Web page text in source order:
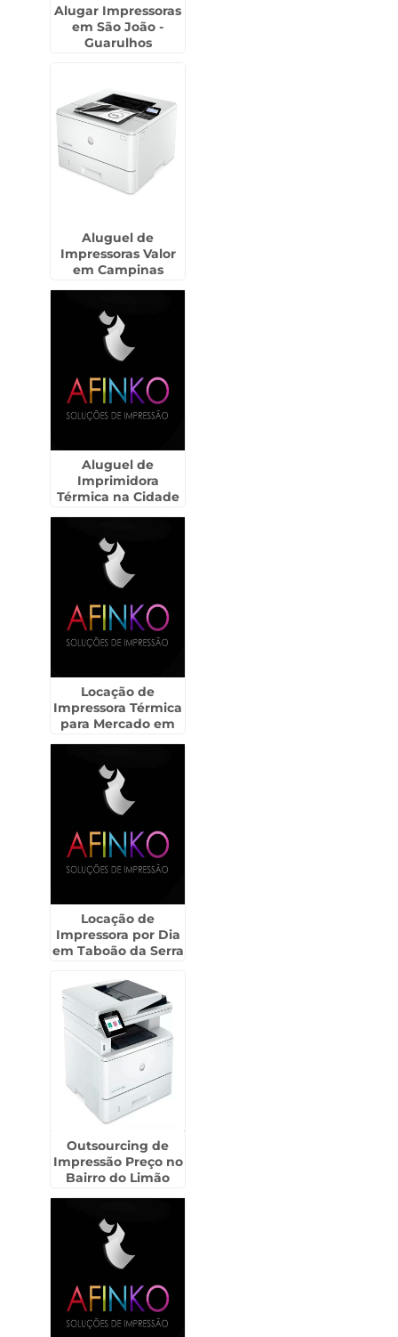
Alugar Impressoras
em São João -
Guarulhos
Aluguel de
Impressoras Valor
em Campinas
Aluguel de
Imprimidora
Térmica na Cidade
Locação de
Impressora Térmica
para Mercado em
Locação de
Impressora por Dia
em Taboão da Serra
Outsourcing de
Impressão Preço no
Bairro do Limão